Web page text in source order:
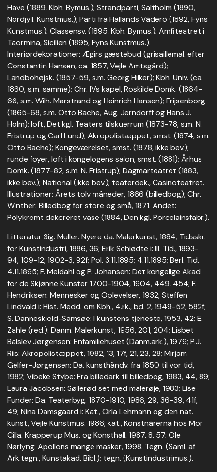
Have (1889, Kbh. Bymus.); Strandparti, Saltholm (1890,
Nordjyll. Kunstmus.); Parti fra Hallands Väderö (1892, Fyns
Kunstmus.); Classensv. (1895, Kbh. Bymus.); Amfiteatret i
Taormina, Sicilien (1895, Fyns Kunstmus.).
Interiørdekorationer: Ægirs gæstebud (grisaillemal. efter
Constantin Hansen, ca. 1857, Vejle Amtsgård);
Landbohøjsk. (1857-59, s.m. Georg Hilker); Kbh. Univ. (ca.
1860, s.m. samme); Chr. IVs kapel, Roskilde Domk. (1864-
66, s.m. Wilh. Marstrand og Heinrich Hansen); Frijsenborg
(1865-68, s.m. Otto Bache, Aug. Jerndorff og Hans J.
Holm); loft, Det kgl. Teaters tilskuerrum (1873-78, s.m. N.
Fristrup og Carl Lund); Akropolistæppet, smst. (1874, s.m.
Otto Bache); Kongeværelset, smst. (1878, ikke bev.);
runde foyer, loft i kongelogens salon, smst. (1881); Århus
Domk. (1877-82, s.m. N. Fristrup); Dagmarteatret (1883,
ikke bev.); National (ikke bev.); teaterdek., Casinoteatret.
Illustrationer: Årets tolv måneder, 1866 (billedbog); Chr.
Winther: Billedbog for store og små, 1871. Andet:
Polykromt dekoreret vase (1884, Den kgl. Porcelainsfabr.).
Litteratur Sig. Müller: Nyere da. Malerkunst, 1884; Tidsskr.
for Kunstindustri, 1886, 36; Erik Schiødte i: Ill. Tid., 1893-
94, 109-12; 1902-3, 92f; Pol. 3.11.1895; 4.11.1895; Berl. Tid.
4.11.1895; F. Meldahl og P. Johansen: Det kongelige Akad.
for de Skjønne Kunster 1700-1904, 1904, 449, 454; F.
Hendriksen: Mennesker og Oplevelser, 1932; Steffen
Lindvald i: Hist. Medd. om Kbh., 4.rk., bd. 2, 1949-52, 582f;
S. Danneskiold-Samsøe: I kunstens tjeneste, 1953, 42; E.
Zahle (red.): Danm. Malerkunst, 1956, 201, 204; Lisbet
Balslev Jørgensen: Enfamiliehuset (Danm.ark.), 1979; P.J.
Riis: Akropolistæppet, 1982, 13, 17f, 21, 23, 28; Mirjam
Gelfer-Jørgensen: Da. kunsthåndv. fra 1850 til vor tid,
1982; Vibeke Stybe: Fra billedark til billedbog, 1983, 44, 89;
Laura Jacobsen: Søllerød set med malerøje, 1983; Lise
Funder: Da. Teaterbyg. 1870-1910, 1986, 29, 36-39, 41f,
49; Nina Damsgaard i: Kat., Orla Lehmann og den nat.
kunst, Vejle Kunstmus. 1986; kat., Konstnärerna hos Mor
Cilla, Krapperup Mus. og Konsthall, 1987, 8, 57; Ole
Nørlyng: Apollons mange masker, 1998. Tegn. (Saml. af
Ark.tegn., Kunstakad. Bibl.); tegn. (Kunstindustrimus.).